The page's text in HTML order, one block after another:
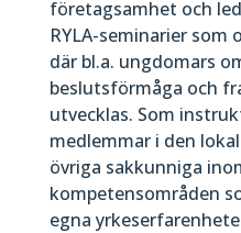
företagsamhet och
RYLA-seminarier som
där bl.a. ungdomars
beslutsförmåga och
utvecklas. Som
medlemmar i den
övriga sakkunniga
kompetensområden
egna